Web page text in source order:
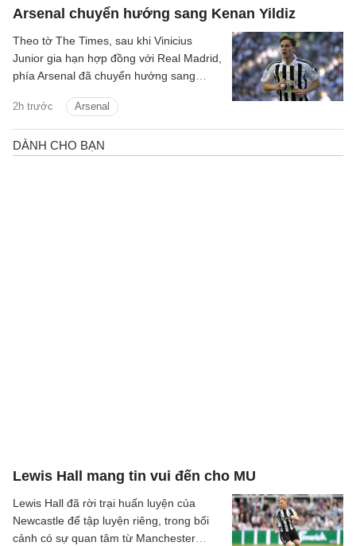
Arsenal chuyển hướng sang Kenan Yildiz
2h trước Arsenal
Theo tờ The Times, sau khi Vinicius
Junior gia hạn hợp đồng với Real Madrid,
phía Arsenal đã chuyển hướng sang
Lewis Hall mang tin vui đến cho MU
Lewis Hall đã rời trại huấn luyện của
Newcastle để tập luyện riêng, trong bối
cảnh có sự quan tâm từ Manchester